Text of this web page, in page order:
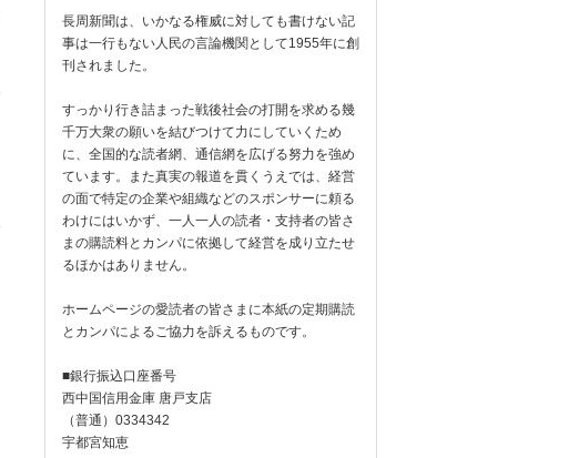
長周新聞は、いかなる権威に対しても書けない記
事は一行もない人民の言論機関として1955年に創
刊されました。
すっかり行き詰まった戦後社会の打開を求める幾
千万大衆の願いを結びつけて力にしていくため
に、全国的な読者網、通信網を広げる努力を強め
ています。また真実の報道を貫くうえでは、経営
の面で特定の企業や組織などのスポンサーに頼る
わけにはいかず、一人一人の読者・支持者の皆さ
まの購読料とカンパに依拠して経営を成り立たせ
るほかはありません。
ホームページの愛読者の皆さまに本紙の定期購読
とカンパによるご協力を訴えるものです。
■銀行振込口座番号
西中国信用金庫 唐戸支店
（普通）0334342
宇都宮知恵